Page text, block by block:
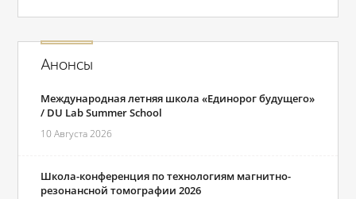
Анонсы
Международная летняя школа «Единорог будущего»
/ DU Lab Summer School
10 Августа 2026
Школа-конференция по технологиям магнитно-
резонансной томографии 2026